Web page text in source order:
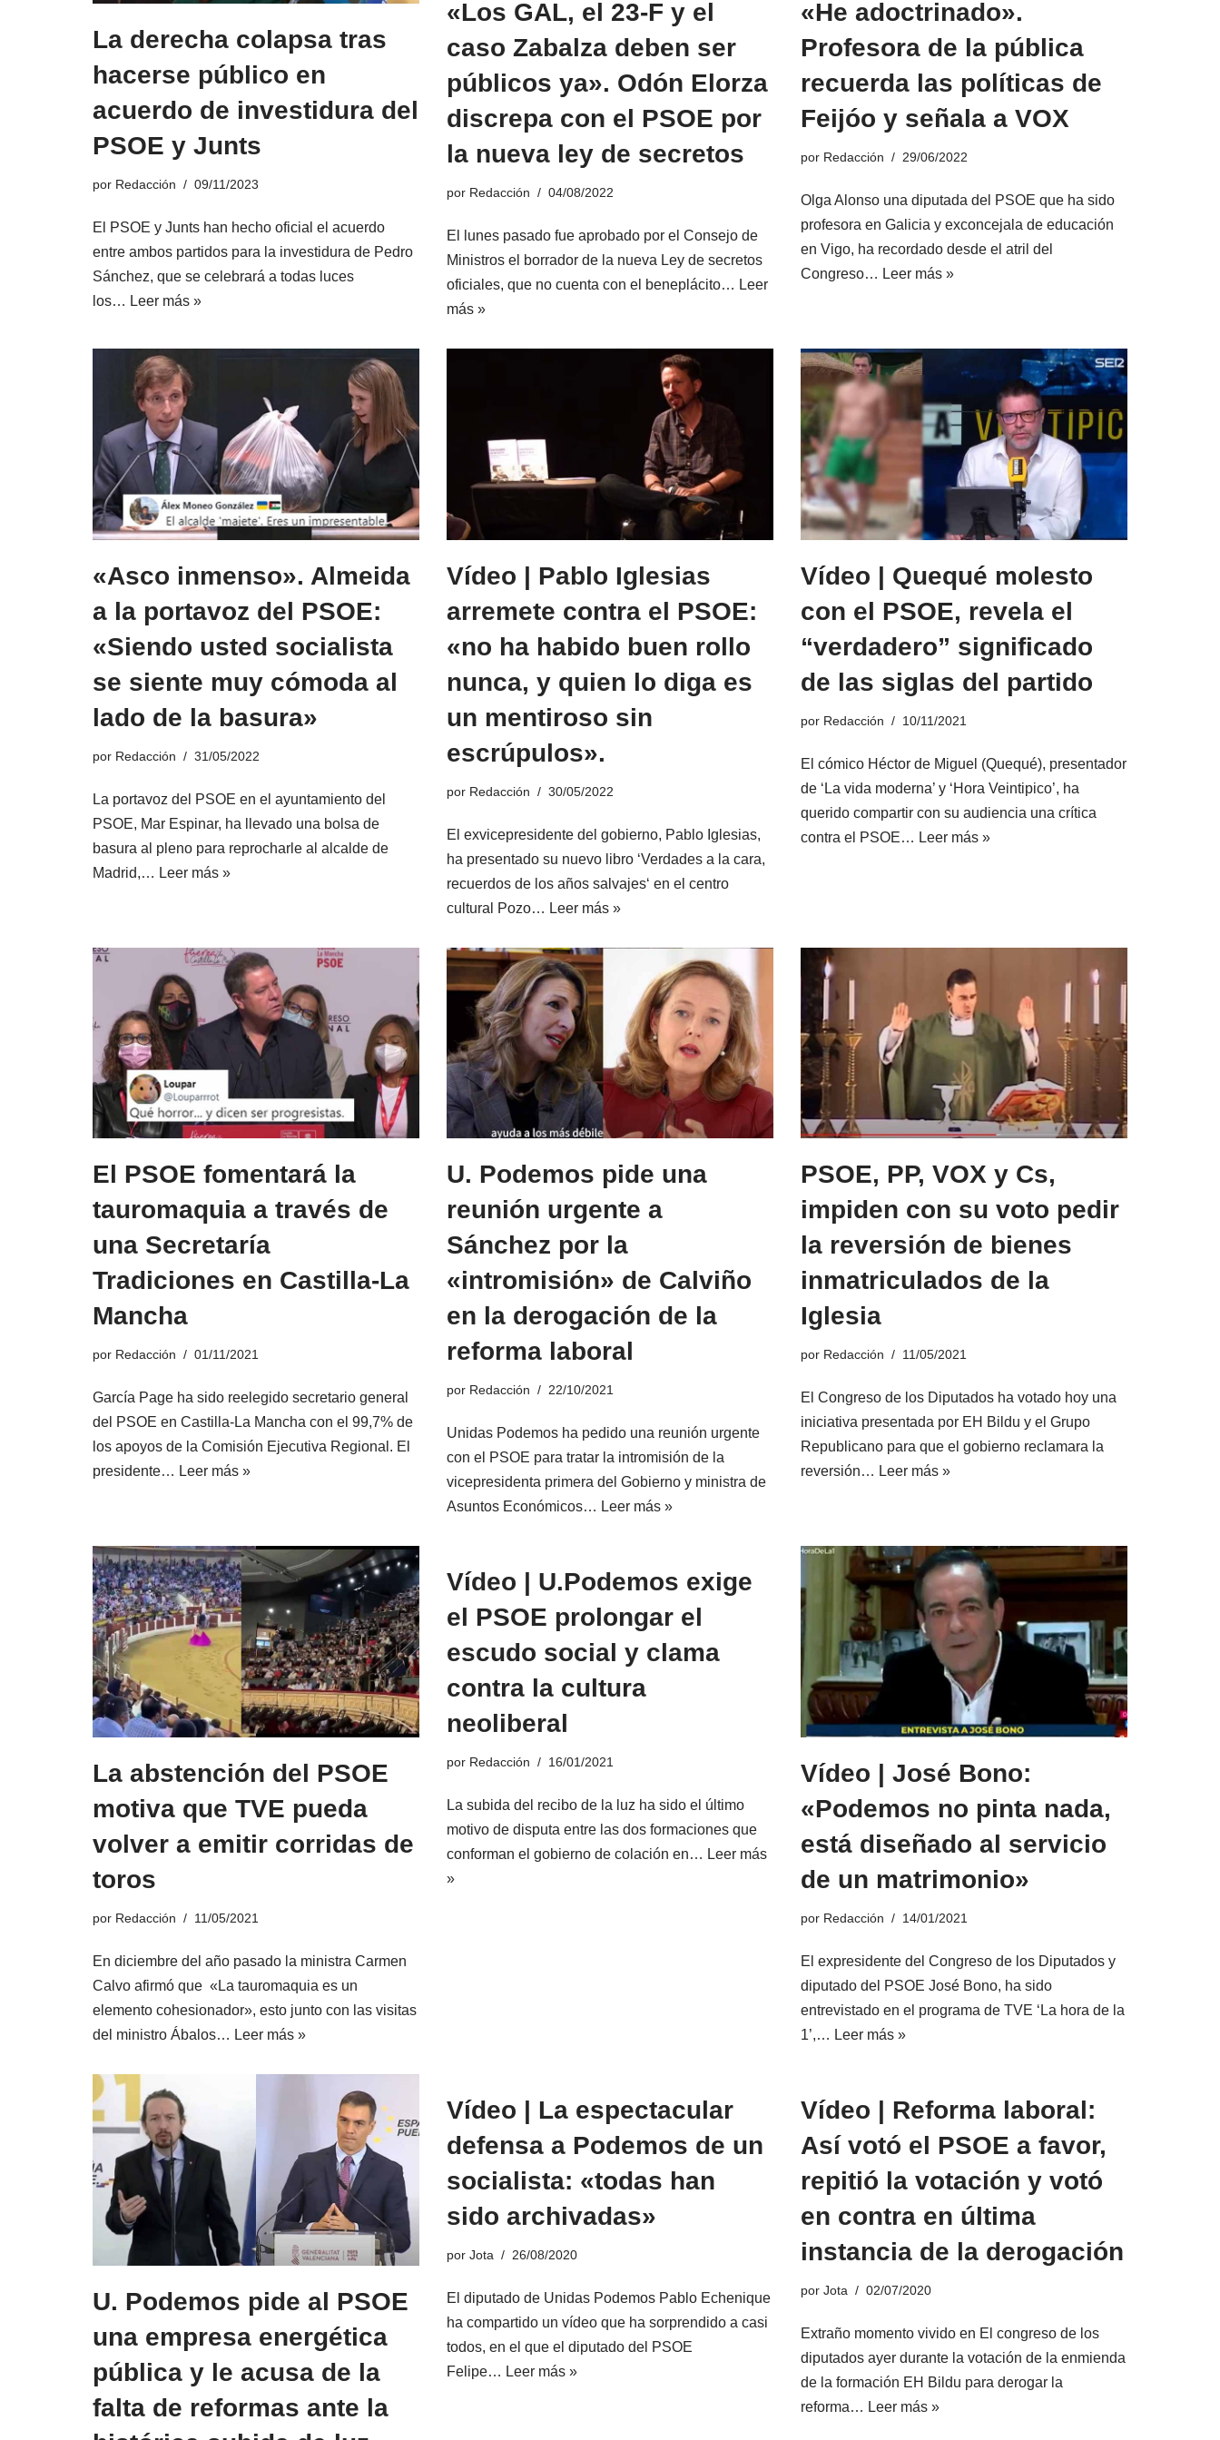
La derecha colapsa tras
hacerse público en
acuerdo de investidura del
PSOE y Junts
por Redacción 09/11/2023
El PSOE y Junts han hecho oficial el acuerdo
entre ambos partidos para la investidura de Pedro
Sánchez, que se celebrará a todas luces
los… Leer más »
«Los GAL, el 23-F y el
caso Zabalza deben ser
públicos ya». Odón Elorza
discrepa con el PSOE por
la nueva ley de secretos
por Redacción 04/08/2022
El lunes pasado fue aprobado por el Consejo de
Ministros el borrador de la nueva Ley de secretos
oficiales, que no cuenta con el beneplácito… Leer
más »
«He adoctrinado».
Profesora de la pública
recuerda las políticas de
Feijóo y señala a VOX
por Redacción 29/06/2022
Olga Alonso una diputada del PSOE que ha sido
profesora en Galicia y exconcejala de educación
en Vigo, ha recordado desde el atril del
Congreso… Leer más »
«Asco inmenso». Almeida
a la portavoz del PSOE:
«Siendo usted socialista
se siente muy cómoda al
lado de la basura»
por Redacción 31/05/2022
La portavoz del PSOE en el ayuntamiento del
PSOE, Mar Espinar, ha llevado una bolsa de
basura al pleno para reprocharle al alcalde de
Madrid,… Leer más »
Vídeo | Pablo Iglesias
arremete contra el PSOE:
«no ha habido buen rollo
nunca, y quien lo diga es
un mentiroso sin
escrúpulos».
por Redacción 30/05/2022
El exvicepresidente del gobierno, Pablo Iglesias,
ha presentado su nuevo libro ‘Verdades a la cara,
recuerdos de los años salvajes‘ en el centro
cultural Pozo… Leer más »
Vídeo | Quequé molesto
con el PSOE, revela el
“verdadero” significado
de las siglas del partido
por Redacción 10/11/2021
El cómico Héctor de Miguel (Quequé), presentador
de ‘La vida moderna’ y ‘Hora Veintipico’, ha
querido compartir con su audiencia una crítica
contra el PSOE… Leer más »
El PSOE fomentará la
tauromaquia a través de
una Secretaría
Tradiciones en Castilla-La
Mancha
por Redacción 01/11/2021
García Page ha sido reelegido secretario general
del PSOE en Castilla-La Mancha con el 99,7% de
los apoyos de la Comisión Ejecutiva Regional. El
presidente… Leer más »
U. Podemos pide una
reunión urgente a
Sánchez por la
«intromisión» de Calviño
en la derogación de la
reforma laboral
por Redacción 22/10/2021
Unidas Podemos ha pedido una reunión urgente
con el PSOE para tratar la intromisión de la
vicepresidenta primera del Gobierno y ministra de
Asuntos Económicos… Leer más »
PSOE, PP, VOX y Cs,
impiden con su voto pedir
la reversión de bienes
inmatriculados de la
Iglesia
por Redacción 11/05/2021
El Congreso de los Diputados ha votado hoy una
iniciativa presentada por EH Bildu y el Grupo
Republicano para que el gobierno reclamara la
reversión… Leer más »
La abstención del PSOE
motiva que TVE pueda
volver a emitir corridas de
toros
por Redacción 11/05/2021
En diciembre del año pasado la ministra Carmen
Calvo afirmó que «La tauromaquia es un
elemento cohesionador», esto junto con las visitas
del ministro Ábalos… Leer más »
Vídeo | U.Podemos exige
el PSOE prolongar el
escudo social y clama
contra la cultura
neoliberal
por Redacción 16/01/2021
La subida del recibo de la luz ha sido el último
motivo de disputa entre las dos formaciones que
conforman el gobierno de colación en… Leer más
»
Vídeo | José Bono:
«Podemos no pinta nada,
está diseñado al servicio
de un matrimonio»
por Redacción 14/01/2021
El expresidente del Congreso de los Diputados y
diputado del PSOE José Bono, ha sido
entrevistado en el programa de TVE ‘La hora de la
1’,… Leer más »
U. Podemos pide al PSOE
una empresa energética
pública y le acusa de la
falta de reformas ante la
Vídeo | La espectacular
defensa a Podemos de un
socialista: «todas han
sido archivadas»
por Jota 26/08/2020
El diputado de Unidas Podemos Pablo Echenique
ha compartido un vídeo que ha sorprendido a casi
todos, en el que el diputado del PSOE
Felipe… Leer más »
Vídeo | Reforma laboral:
Así votó el PSOE a favor,
repitió la votación y votó
en contra en última
instancia de la derogación
por Jota 02/07/2020
Extraño momento vivido en El congreso de los
diputados ayer durante la votación de la enmienda
de la formación EH Bildu para derogar la
reforma… Leer más »